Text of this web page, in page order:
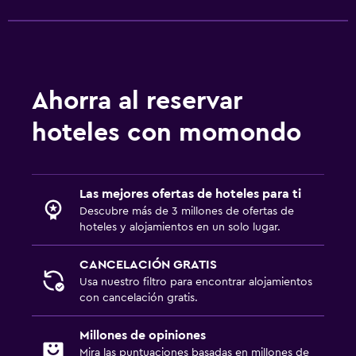
Escritorio
Estacionamiento gratuito
Gimnasio
Gimnasio
Ahorra al reservar
hoteles con momondo
Las mejores ofertas de hoteles para ti
Descubre más de 3 millones de ofertas de
hoteles y alojamientos en un solo lugar.
CANCELACIÓN GRATIS
Usa nuestro filtro para encontrar alojamientos
con cancelación gratis.
Millones de opiniones
Mira las puntuaciones basadas en millones de